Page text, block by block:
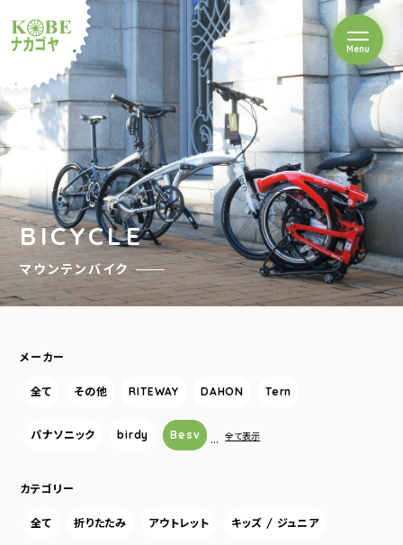
ルショップナカゴヤ
Menuを開閉
BICYCLE
マウンテンバイク
メーカー
全て その他 RITEWAY DAHON Tern
パナソニック birdy Besv … 全て表示
カテゴリー
全て 折りたたみ アウトレット キッズ / ジュニア